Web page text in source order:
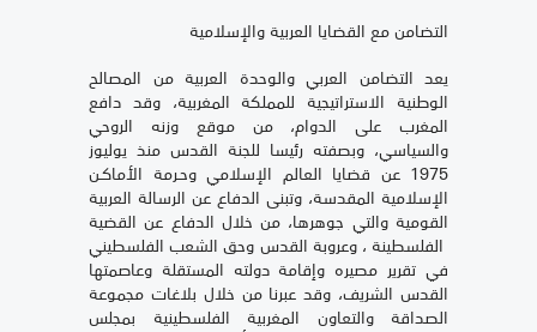
التضامن مع القضايا العربية والإسلامية
يعد التضامن العربي والوحدة العربية من المصالح
الوطنية الاستراتيجية للمملكة المغربية، وقد دافع
المغرب على الدوام، من موقع وزنه الروحي
والسياسي، وبصفته رئيسا للجنة القدس منذ يوليوز
1975 عن قضايا العالم الإسلامي وحـرمة الأماكـن
الإسلامية المقدسة، وتبنى الدفاع عن الرسالة العربية
القومية والتي جوهرها، من خلال الدفاع عن القضية
الفلسطينة ، وعروبة القدس وحق الشعب الفلسطيني
في تقرير مصيره وإقامة دولته المستقلة وعاصمتها
القدس الشريف، وقد عبرنا من خلال بلاغات مجموعة
الصداقة والتعاون المغربية الفلسطينية بمجلس